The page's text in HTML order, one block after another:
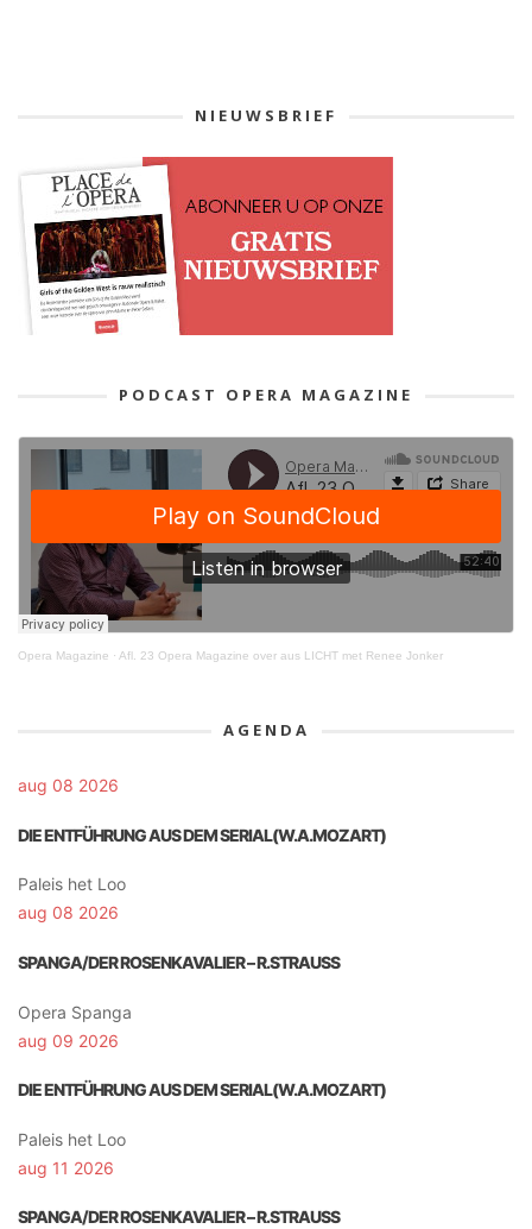
NIEUWSBRIEF
PODCAST OPERA MAGAZINE
Opera Magazine · Afl. 23 Opera Magazine over aus LICHT met Renee Jonker
AGENDA
aug 08 2026
DIE ENTFÜHRUNG AUS DEM SERIAL(W.A.MOZART)
Paleis het Loo
aug 08 2026
SPANGA/DER ROSENKAVALIER – R.STRAUSS
Opera Spanga
aug 09 2026
DIE ENTFÜHRUNG AUS DEM SERIAL(W.A.MOZART)
Paleis het Loo
aug 11 2026
SPANGA/DER ROSENKAVALIER – R.STRAUSS